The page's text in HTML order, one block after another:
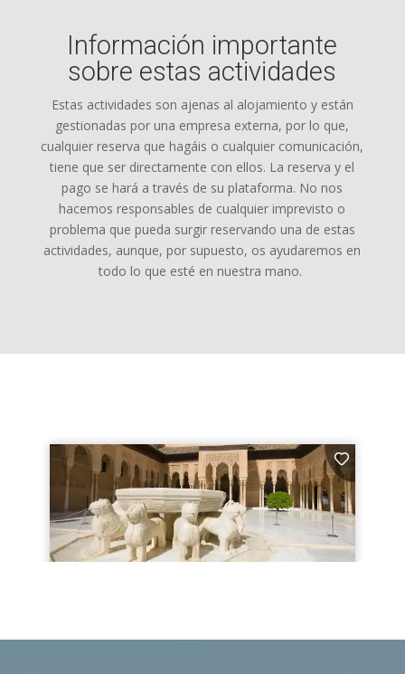
Información importante
sobre estas actividades
Estas actividades son ajenas al alojamiento y están
gestionadas por una empresa externa, por lo que,
cualquier reserva que hagáis o cualquier comunicación,
tiene que ser directamente con ellos. La reserva y el
pago se hará a través de su plataforma. No nos
hacemos responsables de cualquier imprevisto o
problema que pueda surgir reservando una de estas
actividades, aunque, por supuesto, os ayudaremos en
todo lo que esté en nuestra mano.